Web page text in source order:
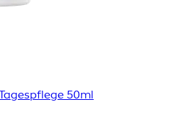
50ml